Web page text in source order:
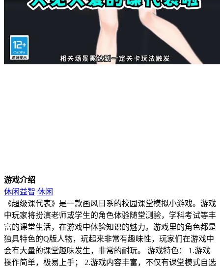
游戏介绍
休闲益智 休闲
《超级课代表》是一款画风日系的校园课堂模拟小游戏。游戏
中玩家将扮演老师或学生的角色体验随堂测验，学科考试等丰
富的课堂生活，在游戏中体验知识的魅力。游戏里的角色都是
独具特色的Q版人物，玩起来非常有趣味性，玩家们在游戏中
会有大量的课堂趣味发生，非常的耐玩。 游戏特色： 1.游戏
操作简单，极易上手； 2.游戏内容丰富，不仅有课堂模式自选